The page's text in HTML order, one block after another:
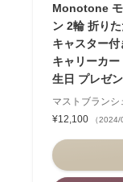
Monotone モ
ン 2輪 折り
キャスター
キャリーカ
生日 プレゼ
マストブラン
¥12,100
（